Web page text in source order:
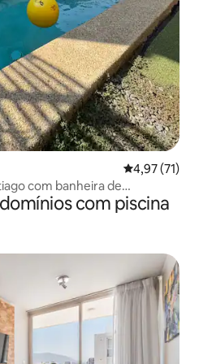
4,97 de uma
4,97 (71)
com banheira de
com piscina